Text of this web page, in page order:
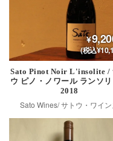
(税込
Sato Pinot Noir L'insolite /
ウ ピノ・ノワール ランソリ
2018
Sato Wines/ サトウ・ワイ